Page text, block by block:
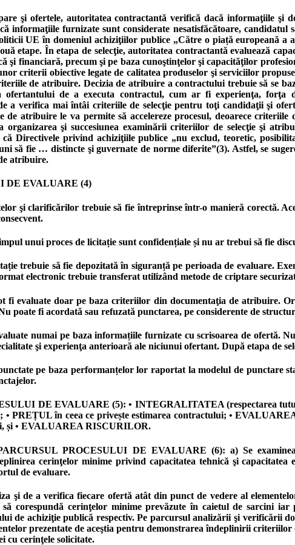
şi ofertele, autoritatea contractantă verifică dacă informaţiile şi
informaţiile furnizate sunt considerate nesatisfăcătoare,
UE în domeniul achiziţiilor publice „Către o piață europeană
etape. În etapa de selecţie, autoritatea contractantă evaluează
şi financiară, precum şi pe baza cunoştinţelor şi capacităţilor
criterii obiective legate de calitatea produselor şi serviciilor
de atribuire. Decizia de atribuire a contractului trebuie să se
ofertantului de a executa contractul, cum ar fi experienţa,
a verifica mai întâi criteriile de selecţie pentru toţi candidaţii şi
atribuire le va permite să accelereze procesul, deoarece
şi succesiunea examinării criteriilor de selecţie şi
Directivele privind achiziţiile publice „nu exclud, teoretic,
să fie … distincte şi guvernate de norme diferite”(3). Astfel, se
atribuire.
DE EVALUARE (4)
şi clarificărilor trebuie să fie întreprinse într-o manieră corectă.
unui proces de licitație sunt confidențiale și nu ar trebui să fie
trebuie să fie depozitată în siguranță pe perioada de evaluare.
electronic trebuie transferat utilizând metode de criptare
evaluate doar pe baza criteriilor din documentaţia de atribuire.
poate fi acordată sau refuzată punctarea, pe considerente de
numai pe baza informațiile furnizate cu scrisoarea de ofertă.
şi experienţa anterioară ale niciunui ofertant. După etapa de
pe baza performanțelor lor raportat la modelul de punctare
DE EVALUARE (5): • INTEGRALITATEA (respectarea
PREȚUL în ceea ce privește estimarea contractului; •
și • EVALUAREA RISCURILOR.
PROCESULUI DE EVALUARE (6): a) Se
cerinţelor minime privind capacitatea tehnică şi
de evaluare.
şi de a verifica fiecare ofertă atât din punct de vedere al
corespundă cerinţelor minime prevăzute în caietul de sarcini
de achiziţie publică respectiv. Pe parcursul analizării şi verificării
prezentate de aceştia pentru demonstrarea îndeplinirii
cu cerinţele solicitate.